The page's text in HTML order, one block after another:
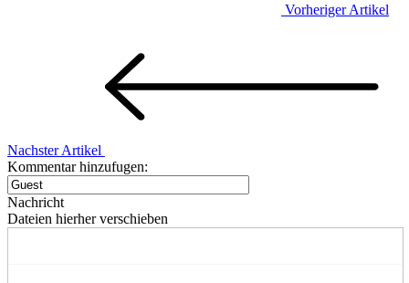
Vorheriger Artikel
Nachster Artikel
Kommentar hinzufugen:
Nachricht
Dateien hierher verschieben